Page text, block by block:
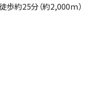
歩約25分（約2,000ｍ）